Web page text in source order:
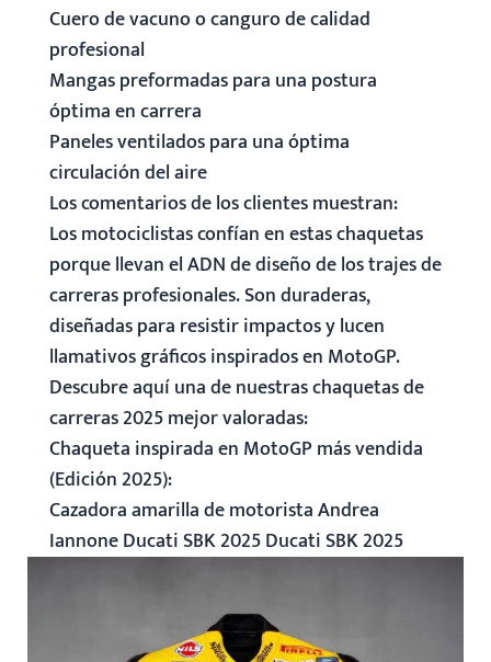
Cuero de vacuno o canguro de calidad
profesional
Mangas preformadas para una postura
óptima en carrera
Paneles ventilados para una óptima
circulación del aire
Los comentarios de los clientes muestran:
Los motociclistas confían en estas chaquetas
porque llevan el ADN de diseño de los trajes de
carreras profesionales. Son duraderas,
diseñadas para resistir impactos y lucen
llamativos gráficos inspirados en MotoGP.
Descubre aquí una de nuestras chaquetas de
carreras 2025 mejor valoradas:
Chaqueta inspirada en MotoGP más vendida
(Edición 2025):
Cazadora amarilla de motorista Andrea
Iannone Ducati SBK 2025Ducati SBK 2025